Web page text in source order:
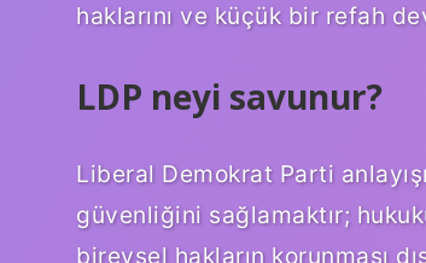
haklarını ve küçük bir refah
LDP neyi savunur?
Liberal Demokrat Parti
güvenliğini sağlamaktır;
bireysel hakların korunması